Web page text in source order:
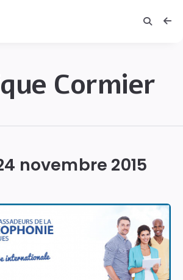
Cormier
novembre 2015